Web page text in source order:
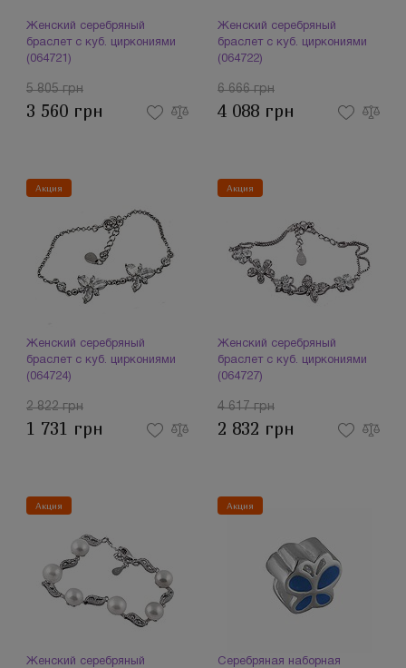
Женский серебряный
браслет с куб. циркониями
(064721)
5 805 грн
3 560 грн
Женский серебряный
браслет с куб. циркониями
(064722)
6 666 грн
4 088 грн
Акция
Женский серебряный
браслет с куб. циркониями
(064724)
2 822 грн
1 731 грн
Акция
Женский серебряный
браслет с куб. циркониями
(064727)
4 617 грн
2 832 грн
Акция
Женский серебряный
Акция
Серебряная наборная